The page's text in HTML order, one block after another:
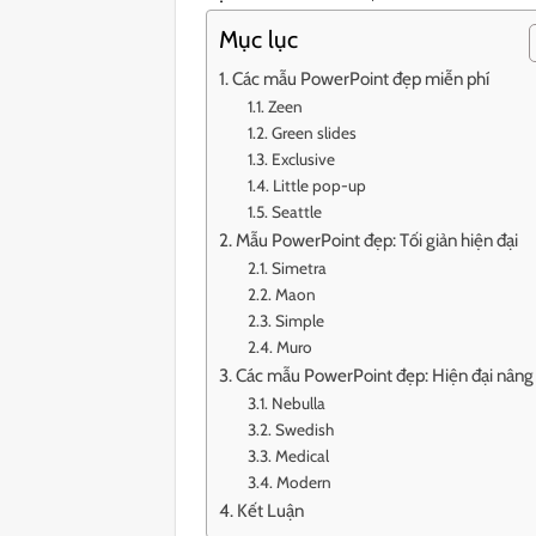
Mục lục
Các mẫu PowerPoint đẹp miễn phí
Zeen
Green slides
Exclusive
Little pop-up
Seattle
Mẫu PowerPoint đẹp: Tối giản hiện đại
Simetra
Maon
Simple
Muro
Các mẫu PowerPoint đẹp: Hiện đại
Nebulla
Swedish
Medical
Modern
Kết Luận